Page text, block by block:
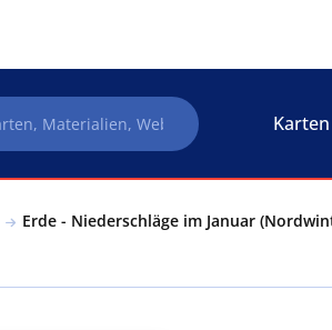
Karten
Erde - Niederschläge im Januar